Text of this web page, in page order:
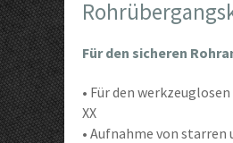
Für den sicheren
• Für den
XX
• Aufnahme von starren